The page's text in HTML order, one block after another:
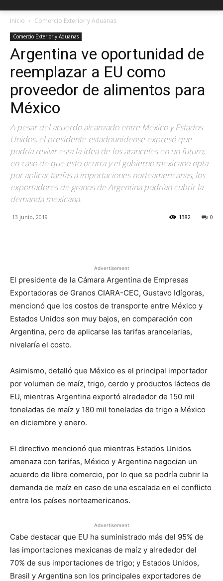
Inicio Comercio Exterior y Aduanas
Comercio Exterior y Aduanas
Argentina ve oportunidad de
reemplazar a EU como
proveedor de alimentos para
México
A pesar del acuerdo alcanzado entre México y Estados
Unidos, el presidente estadounidense expresó que
podría revivir esta la idea de los aranceles en un futuro;
en caso de que esto ocurra y el gobierno mexicano opta
por aplicar tarifas a importaciones norteamericanas, los
exportadores de granos de Argentina podrían cubrir la
demanda mexicana.
13 junio, 2019 0
1382
Advertisement
El presidente de la Cámara Argentina de Empresas
Exportadoras de Granos CIARA-CEC, Gustavo Idígoras,
mencionó que los costos de transporte entre México y
Estados Unidos son muy bajos, en comparación con
Argentina, pero de aplicarse las tarifas arancelarias,
nivelaría el costo.
Asimismo, detalló que México es el principal importador
por volumen de maíz, trigo, cerdo y productos lácteos de
EU, mientras Argentina exportó alrededor de 150 mil
toneladas de maíz y 180 mil toneladas de trigo a México
en diciembre y enero.
El directivo mencionó que mientras Estados Unidos
amenaza con tarifas, México y Argentina negocian un
acuerdo de libre comercio, por lo que se podría cubrir la
demanda de maíz en caso de una escalada en el conflicto
entre los países norteamericanos.
Advertisement
Cabe destacar que EU ha suministrado más del 95% de
las importaciones mexicanas de maíz y alrededor del
70% de sus importaciones de trigo; y Estados Unidos,
Brasil y Argentina son los principales exportadores de